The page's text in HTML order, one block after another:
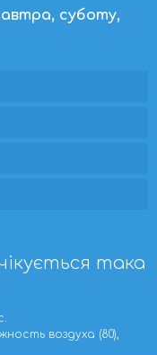
суботу,
така
воздуха (80),